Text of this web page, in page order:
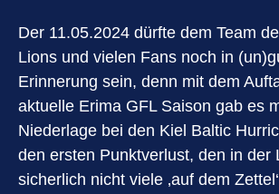
Der 11.05.2024 dürfte dem Team
Lions und vielen Fans noch in
Erinnerung sein, denn mit dem
aktuelle Erima GFL Saison gab es
Niederlage bei den Kiel Baltic
den ersten Punktverlust, den in der
sicherlich nicht viele ‚auf dem